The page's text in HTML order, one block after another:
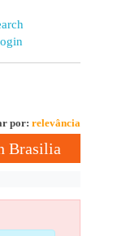
por: relevância
Brasilia